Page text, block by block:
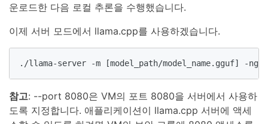
운로드한 다음 로컬 추론을 수행했습니다.
이제 서버 모드에서 llama.cpp를 사용하겠습니다.
./llama-server -m [model_path/model_name.gguf]
참고: --port 8080은 VM의 포트 8080을 서버에서 사용하
도록 지정합니다. 애플리케이션이 llama.cpp 서버에 액세